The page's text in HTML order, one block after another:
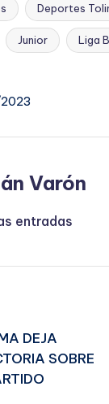
Deportes
Junior Liga
Varón
entradas
DEJA
SOBRE